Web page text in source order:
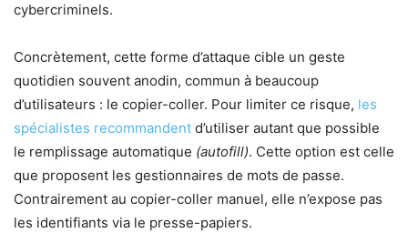
cybercriminels.
Concrètement, cette forme d’attaque cible un geste
quotidien souvent anodin, commun à beaucoup
d’utilisateurs : le copier-coller. Pour limiter ce risque, les
spécialistes recommandent d’utiliser autant que possible
le remplissage automatique (autofill). Cette option est celle
que proposent les gestionnaires de mots de passe.
Contrairement au copier-coller manuel, elle n’expose pas
les identifiants via le presse-papiers.